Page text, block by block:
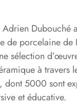
Adrien Dubouché
de porcelaine de
sélection
à travers
5000 sont
et éducative.